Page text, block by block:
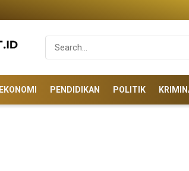
EKONOMI PENDIDIKAN POLITIK